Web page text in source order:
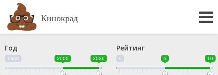
Кинокрад
Год
1960 2000 2026
Рейтинг
0 5 10